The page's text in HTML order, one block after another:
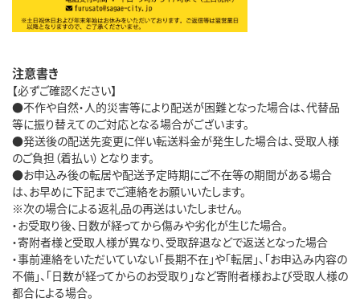
注意書き
【必ずご確認ください】
●不作や自然・人的災害等により配送が困難となった場合は、代替品
等に振り替えてのご対応となる場合がございます。
●発送後の配送先変更に伴い転送料金が発生した場合は、受取人様
のご負担（着払い）となります。
●お申込み後の転居や配送予定時期にご不在等の期間がある場合
は、お早めに下記までご連絡をお願いいたします。
※次の場合による返礼品の再送はいたしません。
・お受取り後、日数が経ってから傷みや劣化が生じた場合。
・寄附者様と受取人様が異なり、受取辞退などで返送となった場合
・事前連絡をいただいていない「長期不在」や「転居」、「お申込み内容の
不備」、「日数が経ってからのお受取り」など寄附者様および受取人様の
都合による場合。